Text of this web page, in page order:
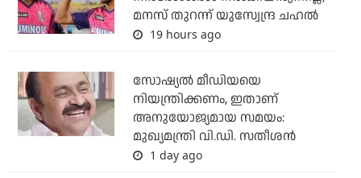
മനസ് തുറന്ന് യുസ്വേന്ദ്ര ചഹല്‍
19 hours ago
സോഷ്യല്‍ മീഡിയയെ
നിയന്ത്രിക്കണം, ഇതാണ്
അനുയോജ്യമായ സമയം:
മുഖ്യമന്ത്രി വി.ഡി. സതീശന്‍
1 day ago